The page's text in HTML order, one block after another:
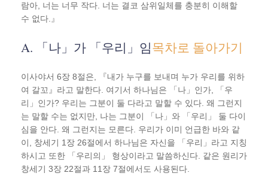
람아, 너는 너무 작다. 너는 결코 삼위일체를 충분히 이해할
수 없다.』
A. 「나」가 「우리」임목차로 돌아가기
이사야서 6장 8절은, 『내가 누구를 보내며 누가 우리를 위하
여 갈꼬』라고 말한다. 여기서 하나님은 「나」인가, 「우
리」인가? 우리는 그분이 둘 다라고 말할 수 있다. 왜 그런지
는 말할 수는 없지만, 나는 그분이 「나」와 「우리」 둘 다이
심을 안다. 왜 그런지는 모른다. 우리가 이미 언급한 바와 같
이, 창세기 1장 26절에서 하나님은 자신을 「우리」라고 지칭
하시고 또한 「우리의」 형상이라고 말씀하신다. 같은 원리가
창세기 3장 22절과 11장 7절에서도 사용된다.